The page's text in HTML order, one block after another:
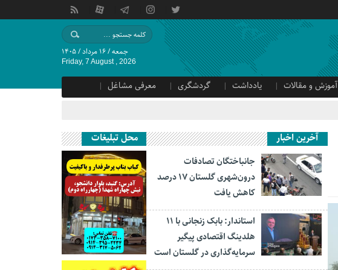
جمعه / ۱۶ مرداد / ۱۴۰۵
Friday, 7 August , 2026
آموزش و مقالات یادداشت گردشگری
معرفی مشاغل
آخرین اخبار
جانباختگان تصادفات
درون‌شهری گلستان ۱۷ درصد
کاهش یافت
استاندار: بابک زنجانی با ۱۱
هلدینگ اقتصادی پیگیر
سرمایه‌گذاری در گلستان است
محل تبلیغات